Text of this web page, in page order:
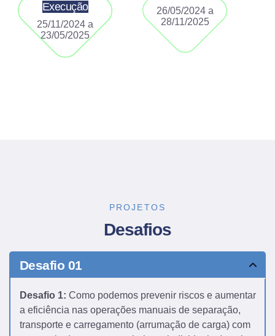
Execução
25/11/2024 a
23/05/2025
26/05/2024 a
28/11/2025
PROJETOS
Desafios
Desafio 01
Desafio 1: Como podemos prevenir riscos e aumentar
a eficiência nas operações manuais de separação,
transporte e carregamento (arrumação de carga) com